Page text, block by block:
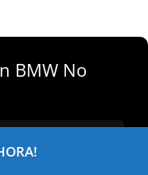
BMW No